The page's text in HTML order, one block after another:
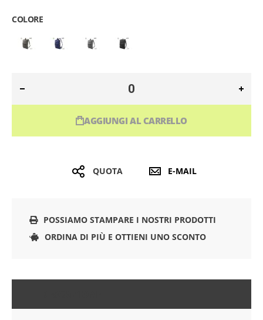
COLORE
AGGIUNGI AL CARRELLO
QUOTA E-MAIL
POSSIAMO STAMPARE I NOSTRI PRODOTTI
ORDINA DI PIÙ E OTTIENI UNO SCONTO